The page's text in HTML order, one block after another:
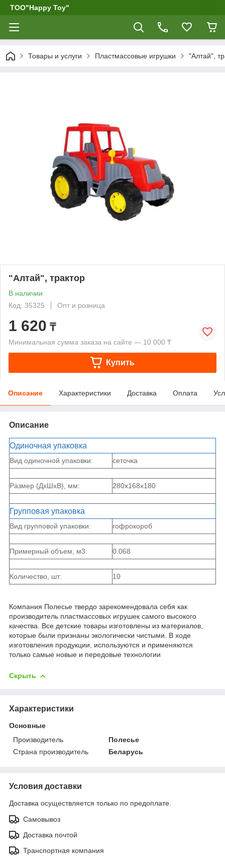
ТОО"Happy Toy"
Товары и услуги Пластмассовые игрушки "Алтай",
"Алтай", трактор
В наличии
Код: 35325
Опт и розница
1 620 ₸
Минимальная сумма заказа на сайте — 10 000 ₸
Купить
Описание Характеристики Доставка Оплата
Описание
Одиночная упаковка
Вид одиночной упаковки: сеточка
Размер (ДхШхВ), мм: 280x168x180
Групповая упаковка
Вид групповой упаковки: гофрокороб
Примерный объем, м3: 0.068
Количество, шт: 10
Компания Полесье твердо зарекомендовала себя как
производитель пластмассовых игрушек самого высокого
качества. Все детские товары изготовлены из материалов,
которые были признаны экологически чистыми. В ходе
изготовления продукции, используются и применяются
только самые новые и передовые технологии
Скрыть
Характеристики
Основные
Производитель
Полесье
Страна производитель
Беларусь
Условия доставки
Доставка осуществляется только по предоплате.
Самовывоз
Доставка почтой
Транспортная компания